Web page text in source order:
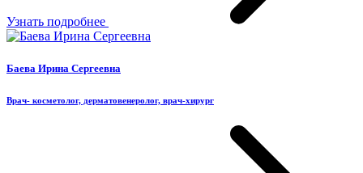
Узнать подробнее
Баева Ирина Сергеевна
Врач- косметолог, дерматовенеролог, врач-хирург